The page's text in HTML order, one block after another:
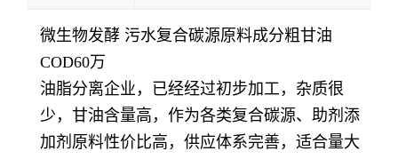
微生物发酵 污水复合碳源原料成分粗甘油
COD60万
油脂分离企业，已经经过初步加工，杂质很
少，甘油含量高，作为各类复合碳源、助剂添
加剂原料性价比高，供应体系完善，适合量大